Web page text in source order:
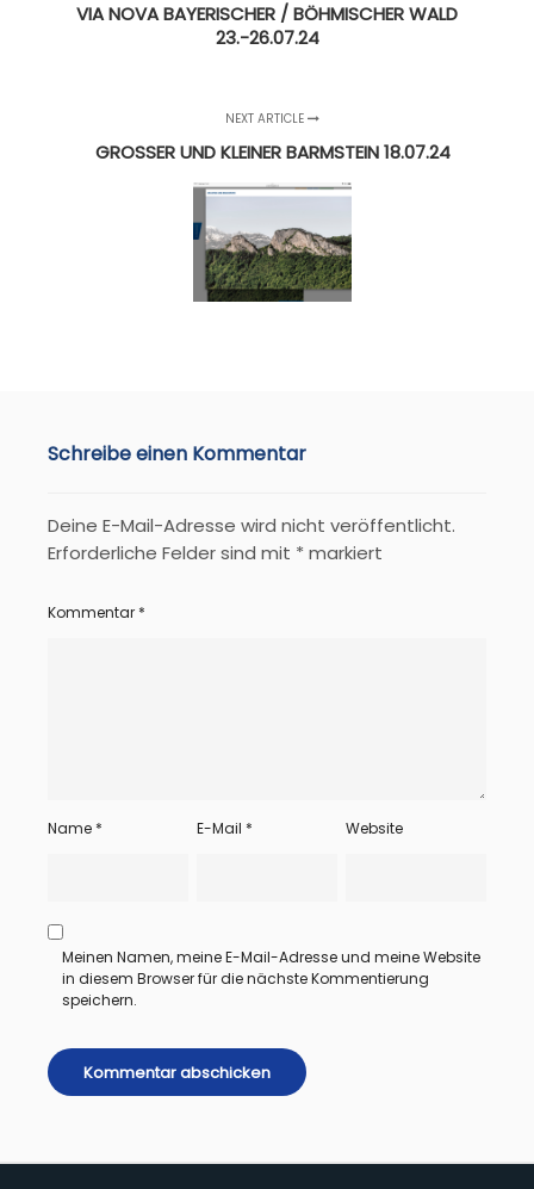
VIA NOVA BAYERISCHER / BÖHMISCHER WALD
23.-26.07.24
NEXT ARTICLE
GROSSER UND KLEINER BARMSTEIN 18.07.24
Schreibe einen Kommentar
Deine E-Mail-Adresse wird nicht veröffentlicht.
Erforderliche Felder sind mit * markiert
Kommentar *
Name * E-Mail * Website
Meinen Namen, meine E-Mail-Adresse und meine Website
in diesem Browser für die nächste Kommentierung
speichern.